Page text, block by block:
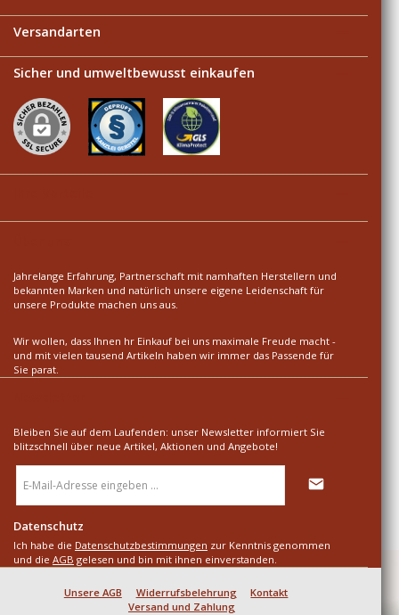
Versandarten
Sicher und umweltbewusst einkaufen
Jahrelange Erfahrung, Partnerschaft mit namhaften Herstellern und
bekannten Marken und natürlich unsere eigene Leidenschaft für
unsere Produkte machen uns aus.
Wir wollen, dass Ihnen hr Einkauf bei uns maximale Freude macht -
und mit vielen tausend Artikeln haben wir immer das Passende für
Sie parat.
Bleiben Sie auf dem Laufenden: unser Newsletter informiert Sie
blitzschnell über neue Artikel, Aktionen und Angebote!
Mail-
Datenschutz
Ich habe die Datenschutzbestimmungen zur Kenntnis genommen
und die AGB gelesen und bin mit ihnen einverstanden.
Unsere AGB Widerrufsbelehrung
Kontakt
Versand und Zahlung